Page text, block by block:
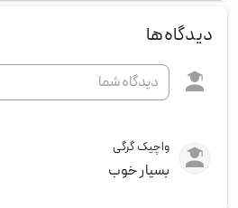
دیدگاه‌ها
واچیک گرگی
بسیار خوب